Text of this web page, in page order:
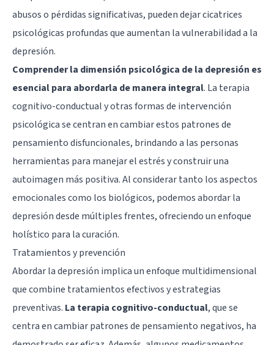
abusos o pérdidas significativas, pueden dejar cicatrices
psicológicas profundas que aumentan la vulnerabilidad a la
depresión.
Comprender la dimensión psicológica de la depresión es
esencial para abordarla de manera integral. La terapia
cognitivo-conductual y otras formas de intervención
psicológica se centran en cambiar estos patrones de
pensamiento disfuncionales, brindando a las personas
herramientas para manejar el estrés y construir una
autoimagen más positiva. Al considerar tanto los aspectos
emocionales como los biológicos, podemos abordar la
depresión desde múltiples frentes, ofreciendo un enfoque
holístico para la curación.
Tratamientos y prevención
Abordar la depresión implica un enfoque multidimensional
que combine tratamientos efectivos y estrategias
preventivas. La terapia cognitivo-conductual, que se
centra en cambiar patrones de pensamiento negativos, ha